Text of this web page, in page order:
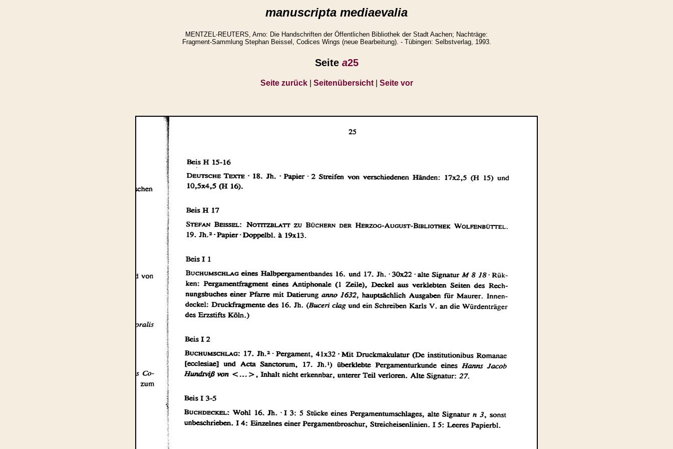
manuscripta mediaevalia
MENTZEL-REUTERS, Arno: Die Handschriften der Öffentlichen Bibliothek der Stadt Aachen; Nachträge:
Fragment-Sammlung Stephan Beissel, Codices Wings (neue Bearbeitung). - Tübingen: Selbstverlag, 1993.
Seite a25
Seite zurück| Seitenübersicht| Seite vor